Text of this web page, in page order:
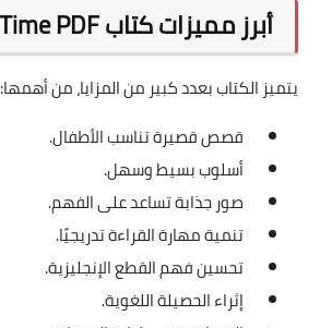
أبرز مميزات كتاب Reading Time PDF
يتميز الكتاب بعدد كبير من المزايا، من أهمها:
قصص قصيرة تناسب الأطفال.
أسلوب بسيط وسهل.
صور جذابة تساعد على الفهم.
تنمية مهارة القراءة تدريجيًا.
تحسين فهم القطع الإنجليزية.
إثراء الحصيلة اللغوية.